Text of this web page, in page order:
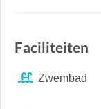
Faciliteiten
Zwembad